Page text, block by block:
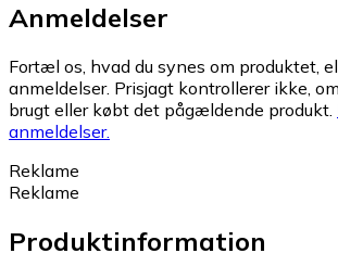
Anmeldelser
Fortæl os, hvad du synes om produktet,
anmeldelser. Prisjagt kontrollerer ikke,
brugt eller købt det pågældende produkt.
anmeldelser.
Reklame
Reklame
Produktinformation